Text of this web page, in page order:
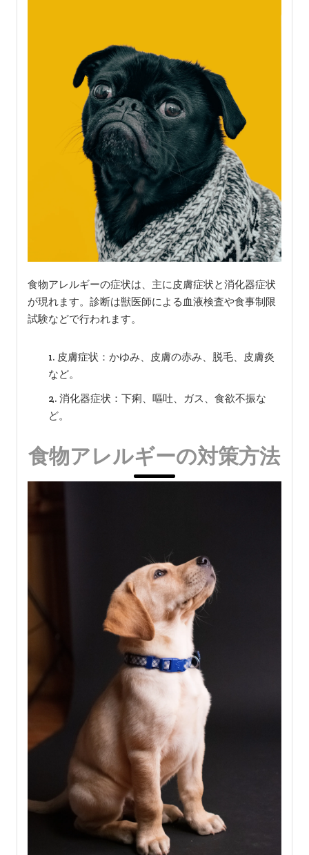
食物アレルギーの症状は、主に皮膚症状と消化器症状
が現れます。診断は獣医師による血液検査や食事制限
試験などで行われます。
皮膚症状：かゆみ、皮膚の赤み、脱毛、皮膚炎
など。
消化器症状：下痢、嘔吐、ガス、食欲不振な
ど。
食物アレルギーの対策方法